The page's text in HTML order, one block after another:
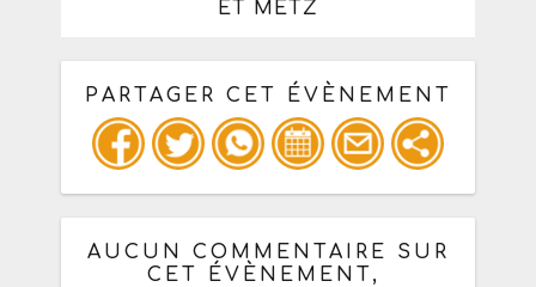
ET METZ
PARTAGER CET ÉVÈNEMENT
Copiez les infos ci-dessous pour un
: mail / forum / réseau social
AUCUN COMMENTAIRE SUR
CET ÉVÈNEMENT,